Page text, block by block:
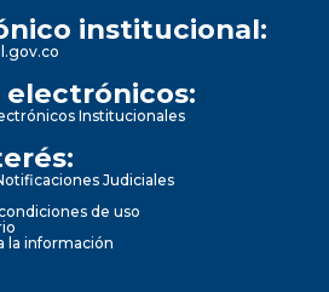
institucional:
electrónicos:
Institucionales
Judiciales
de uso
la información